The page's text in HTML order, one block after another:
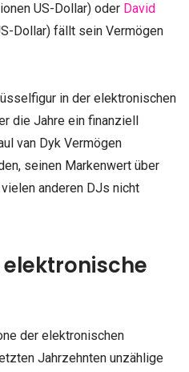
US-Dollar) oder David
Dollar) fällt sein Vermögen
in der elektronischen
die Jahre ein finanziell
van Dyk Vermögen
seinen Markenwert über
anderen DJs nicht
elektronische
der elektronischen
Jahrzehnten unzählige